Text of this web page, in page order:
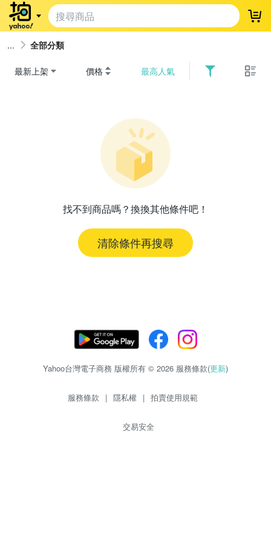
登
全部分類
最新上架 價格 最高人氣
找不到商品嗎？換換其他條件吧！
清除條件再搜尋
Yahoo台灣電子商務 版權所有 © 2026 服務條款(更新)
服務條款 | 隱私權 | 拍賣使用規範
交易安全